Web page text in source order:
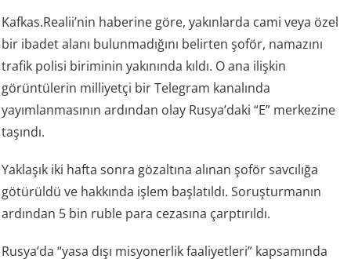
Kafkas.Realii’nin haberine göre, yakınlarda cami veya özel
bir ibadet alanı bulunmadığını belirten şoför, namazını
trafik polisi biriminin yakınında kıldı. O ana ilişkin
görüntülerin milliyetçi bir Telegram kanalında
yayımlanmasının ardından olay Rusya’daki “E” merkezine
taşındı.
Yaklaşık iki hafta sonra gözaltına alınan şoför savcılığa
götürüldü ve hakkında işlem başlatıldı. Soruşturmanın
ardından 5 bin ruble para cezasına çarptırıldı.
Rusya’da “yasa dışı misyonerlik faaliyetleri” kapsamında